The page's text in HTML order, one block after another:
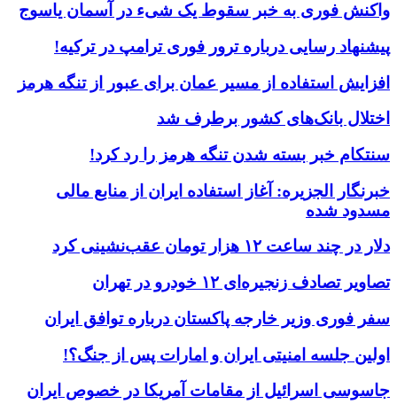
واکنش فوری به خبر سقوط یک شیء در آسمان یاسوج
پیشنهاد رسایی درباره ترور فوری ترامپ در ترکیه!
افزایش استفاده از مسیر عمان برای عبور از تنگه هرمز
اختلال بانک‌های کشور برطرف شد
سنتکام خبر بسته شدن تنگه هرمز را رد کرد!
خبرنگار الجزیره: آغاز استفاده ایران از منابع مالی
مسدود شده
دلار در چند ساعت ۱۲ هزار تومان عقب‌نشینی کرد
تصاویر تصادف زنجیره‌ای ۱۲ خودرو در تهران
سفر فوری وزیر خارجه پاکستان درباره توافق ایران
اولین جلسه امنیتی ایران و امارات پس از جنگ؟!
جاسوسی اسرائیل از مقامات آمریکا در خصوص ایران